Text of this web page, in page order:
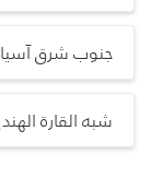
جنوب شرق آسيا
شبه القارة